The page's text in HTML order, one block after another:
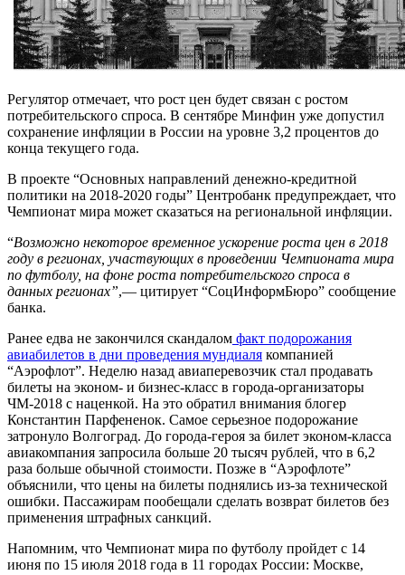
Регулятор отмечает, что рост цен будет связан с ростом
потребительского спроса. В сентябре Минфин уже допустил
сохранение инфляции в России на уровне 3,2 процентов до
конца текущего года.
В проекте “Основных направлений денежно-кредитной
политики на 2018-2020 годы” Центробанк предупреждает, что
Чемпионат мира может сказаться на региональной инфляции.
“Возможно некоторое временное ускорение роста цен в 2018
году в регионах, участвующих в проведении Чемпионата мира
по футболу, на фоне роста потребительского спроса в
данных регионах”,— цитирует “СоцИнформБюро” сообщение
банка.
Ранее едва не закончился скандалом факт подорожания
авиабилетов в дни проведения мундиаля компанией
“Аэрофлот”. Неделю назад авиаперевозчик стал продавать
билеты на эконом- и бизнес-класс в города-организаторы
ЧМ-2018 с наценкой. На это обратил внимания блогер
Константин Парфененок. Самое серьезное подорожание
затронуло Волгоград. До города-героя за билет эконом-класса
авиакомпания запросила больше 20 тысяч рублей, что в 6,2
раза больше обычной стоимости. Позже в “Аэрофлоте”
объяснили, что цены на билеты поднялись из-за технической
ошибки. Пассажирам пообещали сделать возврат билетов без
применения штрафных санкций.
Напомним, что Чемпионат мира по футболу пройдет с 14
июня по 15 июля 2018 года в 11 городах России: Москве,